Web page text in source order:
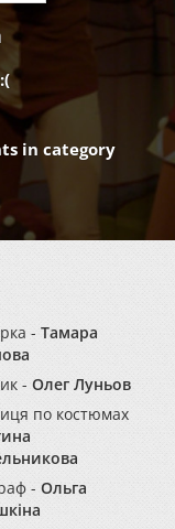
in category
- Тамара
- Олег Луньов
по костюмах
- Ольга